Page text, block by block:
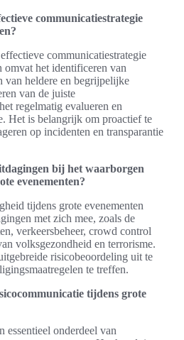
communicatiestrategie
communicatiestrategie
omvat het identificeren van
van heldere en begrijpelijke
van de juiste
regelmatig evalueren en
Het is belangrijk om proactief te
op incidenten en transparantie
bij het waarborgen
evenementen?
tijdens grote evenementen
met zich mee, zoals de
verkeersbeheer, crowd control
volksgezondheid en terrorisme.
risicobeoordeling uit te
te treffen.
tijdens grote
essentieel onderdeel van